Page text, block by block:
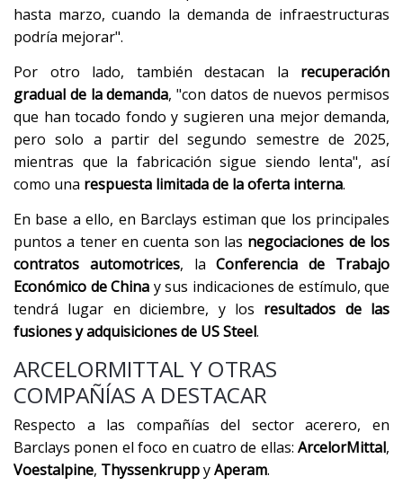
hasta marzo, cuando la demanda de infraestructuras
podría mejorar".
Por otro lado, también destacan la recuperación
gradual de la demanda, "con datos de nuevos permisos
que han tocado fondo y sugieren una mejor demanda,
pero solo a partir del segundo semestre de 2025,
mientras que la fabricación sigue siendo lenta", así
como una respuesta limitada de la oferta interna.
En base a ello, en Barclays estiman que los principales
puntos a tener en cuenta son las negociaciones de los
contratos automotrices, laConferencia de Trabajo
Económico de China y sus indicaciones de estímulo, que
tendrá lugar en diciembre, y los resultados de las
fusiones y adquisiciones de US Steel.
ARCELORMITTAL Y OTRAS
COMPAÑÍAS A DESTACAR
Respecto a las compañías del sector acerero, en
Barclays ponen el foco en cuatro de ellas: ArcelorMittal,
Voestalpine, ThyssenkruppyAperam.